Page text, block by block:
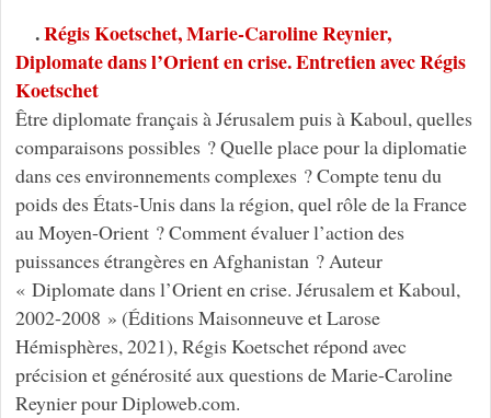
.Régis Koetschet, Marie-Caroline Reynier,
Diplomate dans l’Orient en crise. Entretien avec Régis
Koetschet
Être diplomate français à Jérusalem puis à Kaboul, quelles
comparaisons possibles ? Quelle place pour la diplomatie
dans ces environnements complexes ? Compte tenu du
poids des États-Unis dans la région, quel rôle de la France
au Moyen-Orient ? Comment évaluer l’action des
puissances étrangères en Afghanistan ? Auteur
« Diplomate dans l’Orient en crise. Jérusalem et Kaboul,
2002-2008 » (Éditions Maisonneuve et Larose
Hémisphères, 2021), Régis Koetschet répond avec
précision et générosité aux questions de Marie-Caroline
Reynier pour Diploweb.com.